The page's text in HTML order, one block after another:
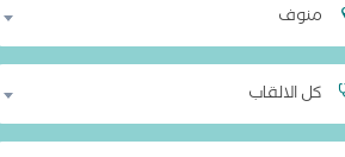
منوف
كل الالقاب